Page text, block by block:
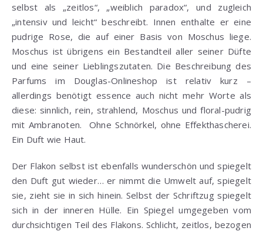
selbst als „zeitlos“, „weiblich paradox“, und zugleich
„intensiv und leicht“ beschreibt. Innen enthalte er eine
pudrige Rose, die auf einer Basis von Moschus liege.
Moschus ist übrigens ein Bestandteil aller seiner Düfte
und eine seiner Lieblingszutaten. Die Beschreibung des
Parfums im Douglas-Onlineshop ist relativ kurz –
allerdings benötigt essence auch nicht mehr Worte als
diese: sinnlich, rein, strahlend, Moschus und floral-pudrig
mit Ambranoten. Ohne Schnörkel, ohne Effekthascherei.
Ein Duft wie Haut.
Der Flakon selbst ist ebenfalls wunderschön und spiegelt
den Duft gut wieder… er nimmt die Umwelt auf, spiegelt
sie, zieht sie in sich hinein. Selbst der Schriftzug spiegelt
sich in der inneren Hülle. Ein Spiegel umgegeben vom
durchsichtigen Teil des Flakons. Schlicht, zeitlos, bezogen